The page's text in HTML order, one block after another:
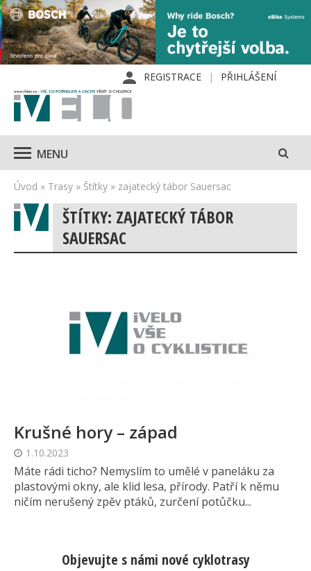
REGISTRACE PŘIHLÁŠENÍ
MENU
Úvod » Trasy » Štítky » zajatecký tábor Sauersac
ŠTÍTKY: ZAJATECKÝ TÁBOR
SAUERSAC
Krušné hory – západ
1.10.2023
Máte rádi ticho? Nemyslím to umělé v paneláku za
plastovými okny, ale klid lesa, přírody. Patří k němu
ničím nerušený zpěv ptáků, zurčení potůčku...
Objevujte s námi nové cyklotrasy